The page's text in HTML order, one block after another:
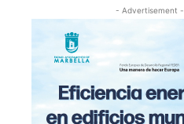
- Advertisement -